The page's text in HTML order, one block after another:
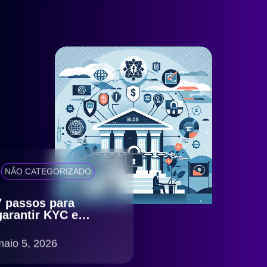
NÃO CATEGORIZADO
passos para
KYC e
compliance
no Brasil
5, 2026